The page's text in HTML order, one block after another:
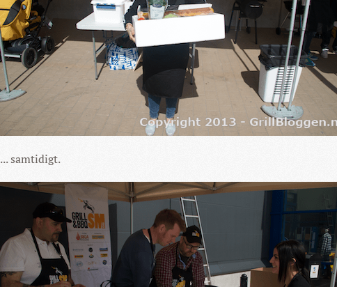
... samtidigt.